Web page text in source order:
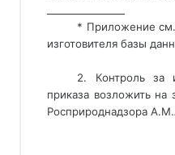
* Приложение
изготовителя базы
2. Контроль за
приказа возложить на
Росприроднадзора